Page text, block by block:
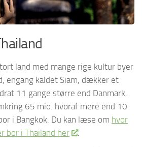
land med mange rige kultur byer
engang kaldet Siam, dækker et
11 gange større end Danmark.
65 mio. hvoraf mere end 10
i Bangkok. Du kan læse om hvor
bor i Thailand her
.